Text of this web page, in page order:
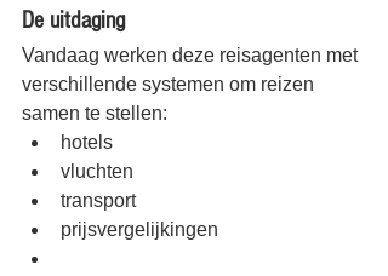
De uitdaging
Vandaag werken deze reisagenten met
verschillende systemen om reizen
samen te stellen:
hotels
vluchten
transport
prijsvergelijkingen